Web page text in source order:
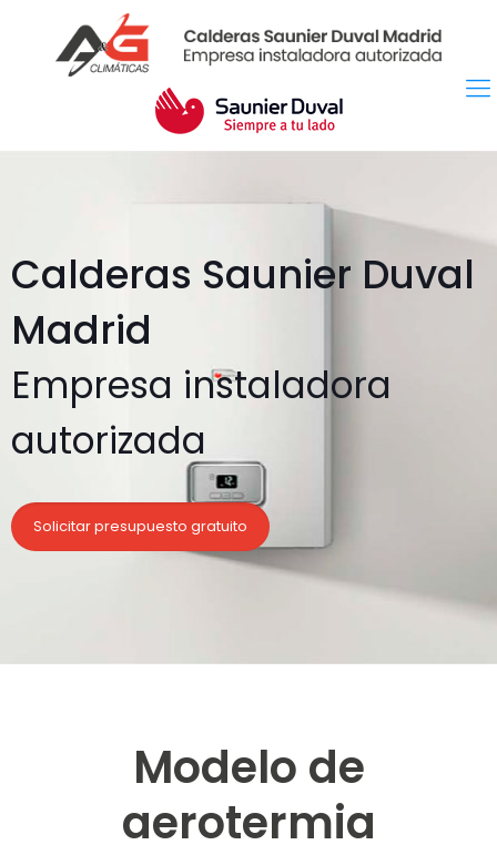
Calderas Saunier Duval
Madrid
Empresa instaladora
autorizada
Solicitar presupuesto gratuito
Modelo de
aerotermia